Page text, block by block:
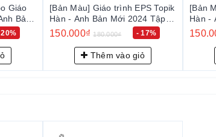
EPS Topik
2024 Tập 2
어)
giỏ
[Bản Màu] Giáo trình EPS Topik
Hàn - Anh Bản Mới 2024 Tập 1
- EPS-Topik NEW 한국어 표준교
재 1 (일상생활 한국어)
150.000₫ 180.000₫
Thêm vào giỏ